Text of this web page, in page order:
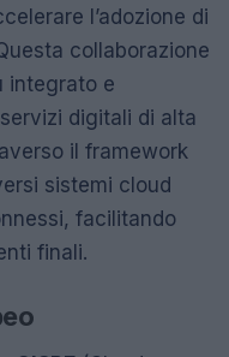
l’adozione di
collaborazione
integrato e
digitali di alta
il framework
sistemi cloud
facilitando
finali.